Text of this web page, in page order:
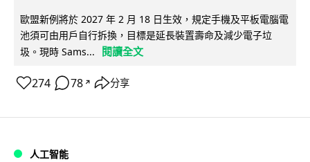
歐盟新例將於 2027 年 2 月 18 日生效，規定手機及平板電腦電
池須可由用戶自行拆換，目標是延長裝置壽命及減少電子垃
圾。現時 Sams...
閱讀全文
274 78 ↗ 分享
人工智能